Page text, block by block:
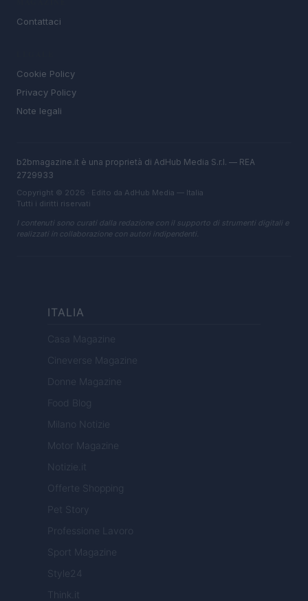
Contattaci
Cookie Policy
Privacy Policy
Note legali
b2bmagazine.it è una proprietà di AdHub Media S.r.l. — REA
2729933
Copyright © 2026 · Edito da AdHub Media — Italia
Tutti i diritti riservati
I contenuti sono curati dalla redazione con il supporto di strumenti digitali e
realizzati in collaborazione con autori indipendenti.
ITALIA
Casa Magazine
Cineverse Magazine
Donne Magazine
Food Blog
Milano Notizie
Motor Magazine
Notizie.it
Offerte Shopping
Pet Story
Professione Lavoro
Sport Magazine
Style24
Think.it